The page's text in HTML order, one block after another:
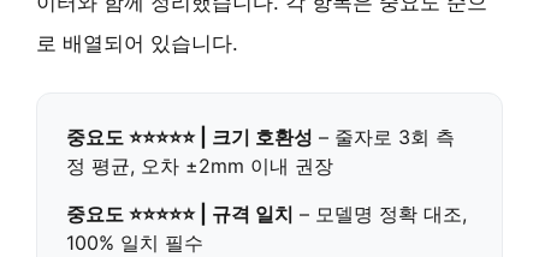
로 배열되어 있습니다.
중요도 ⭐⭐⭐⭐⭐ | 크기 호환성 – 줄자로 3회 측
정 평균, 오차 ±2mm 이내 권장
중요도 ⭐⭐⭐⭐⭐ | 규격 일치 – 모델명 정확 대조,
100% 일치 필수